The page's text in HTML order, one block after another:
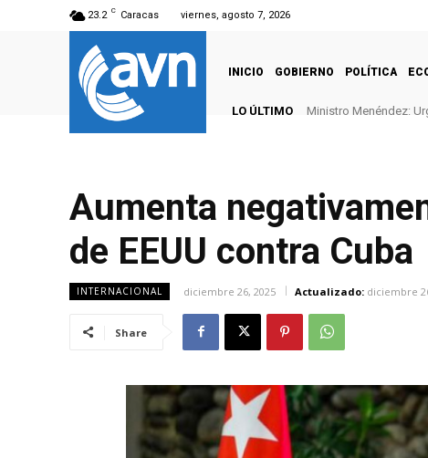
23.2 C Caracas viernes, agosto 7, 2026
INICIO GOBIERNO POLÍTICA
LO ÚLTIMO Ministro Menéndez:
Presidenta Delcy
Aumenta
de EEUU contra Cuba
INTERNACIONAL diciembre 26, 2025 Actualizado: diciembre
Share